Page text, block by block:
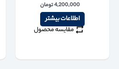
4,200,000تومان
اطلاعات بیشتر
مقایسه محصول